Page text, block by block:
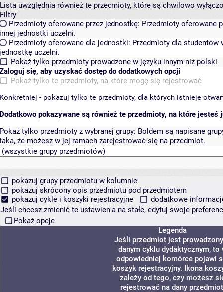
Lista uwzględnia również te przedmioty, które są chwilowo
Filtry
Przedmioty oferowane przez jednostkę: Przedmioty oferowane
innej jednostki uczelni.
Przedmioty oferowane dla jednostki: Przedmioty dla studentów
jednostkę uczelni.
Pokaż tylko przedmioty prowadzone w języku innym niż polski
Zaloguj się, aby uzyskać dostęp do dodatkowych opcji
Pokaż tylko te przedmioty, na które mogę się rejestrować
Konkretniej - pokazuj tylko te przedmioty, dla których istnieje
Dodatkowo pokazywane są również te przedmioty, na które jesteś
Pokaż tylko przedmioty z wybranej grupy: Boldem są napisane
taka, że możesz w jej ramach zarejestrować się na przedmiot.
pokazuj grupy przedmiotu w kolumnie
pokazuj skrócony opis przedmiotu pod przedmiotem
pokazuj cykle i koszyki rejestracyjne
dodatkowe
Jeśli chcesz zmienić te ustawienia na stałe, edytuj swoje
Pokaż opcje
Legenda
Jeśli przedmiot jest
danym cyklu dydaktycznym, to
odpowiedniej komórce pojawi
koszyk rejestracyjny. Ikona
zależy od tego, czy możesz
rejestrować na dany